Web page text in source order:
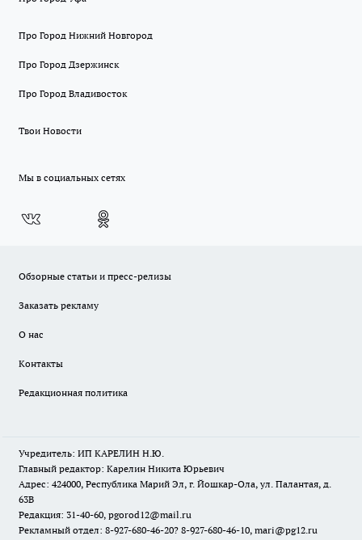
Про Город Нижний Новгород
Про Город Дзержинск
Про Город Владивосток
Твои Новости
Мы в социальных сетях
Обзорные статьи и пресс-релизы
Заказать рекламу
О нас
Контакты
Редакционная политика
Учредитель: ИП КАРЕЛИН Н.Ю.
Главный редактор: Карелин Никита Юрьевич
Адрес: 424000, Республика Марий Эл, г. Йошкар-Ола, ул. Палантая, д.
63В
Редакция: 31-40-60, pgorod12@mail.ru
Рекламный отдел: 8-927-680-46-20? 8-927-680-46-10, mari@pg12.ru